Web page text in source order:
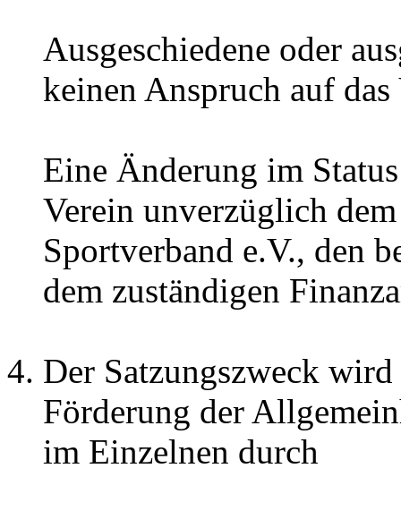
Ausgeschiedene oder
keinen Anspruch auf
Eine Änderung im
Verein unverzüglich
Sportverband e.V., den
dem zuständigen
Der Satzungszweck
Förderung der
im Einzelnen durch